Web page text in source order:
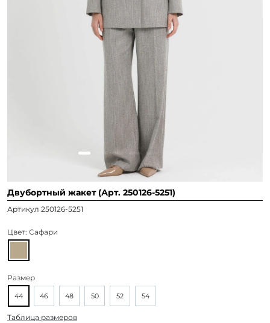
Двубортный жакет (Арт. 250126-5251)
Артикул 250126-5251
Цвет: Сафари
Размер
44 46 48 50 52 54
Таблица размеров